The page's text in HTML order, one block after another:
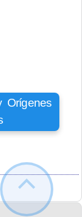
Orígenes